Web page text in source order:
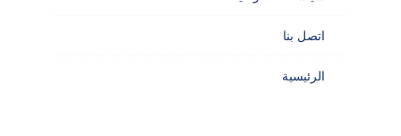
اتصل بنا
الرئيسية